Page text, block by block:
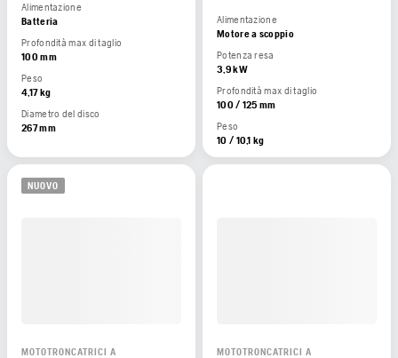
Alimentazione
Batteria
Profondità max di taglio
100 mm
Peso
4,17 kg
Diametro del disco
267 mm
Alimentazione
Motore a scoppio
Potenza resa
3,9 kW
Profondità max di taglio
100 / 125 mm
Peso
10 / 10,1 kg
NUOVO
MOTOTRONCATRICI A
MOTOTRONCATRICI A